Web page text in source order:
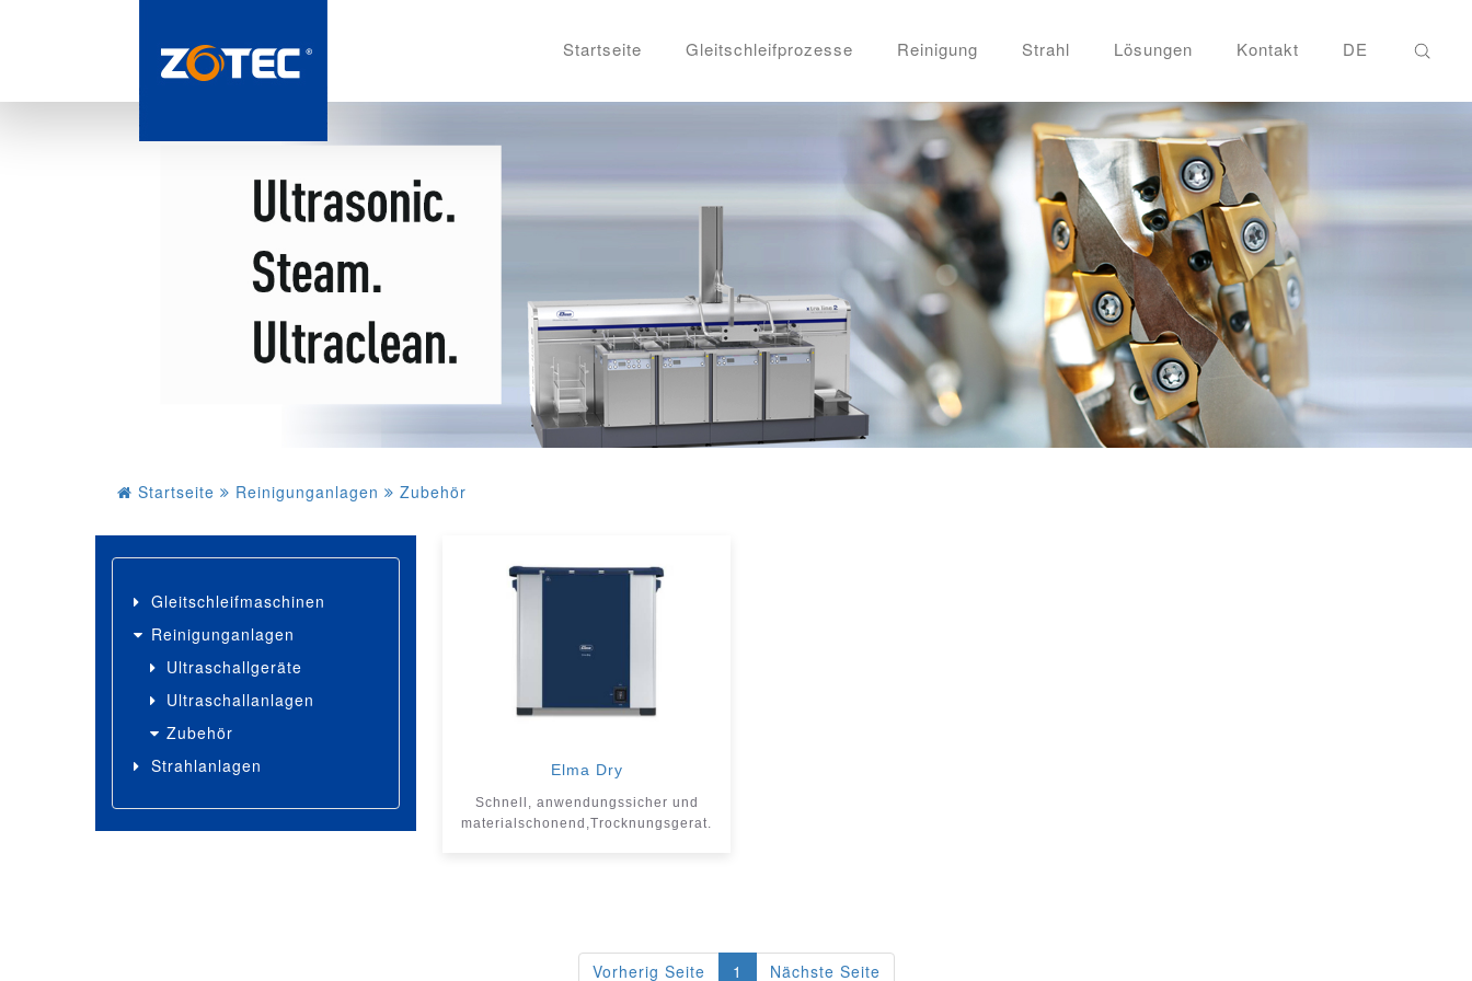
Startseite Gleitschleifprozesse Reinigung Strahl Lösungen Kontakt DE
Startseite Reinigunganlagen Zubehör
Gleitschleifmaschinen
Reinigunganlagen
Ultraschallgeräte
Ultraschallanlagen
Zubehör
Strahlanlagen
Elma Dry
Schnell, anwendungssicher und
materialschonend,Trocknungsgerat.
Vorherig Seite 1 Nächste Seite